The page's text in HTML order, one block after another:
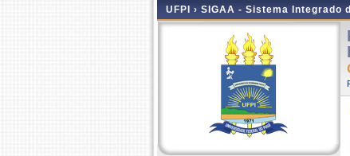
UFPI › SIGAA - Sistema Integrado